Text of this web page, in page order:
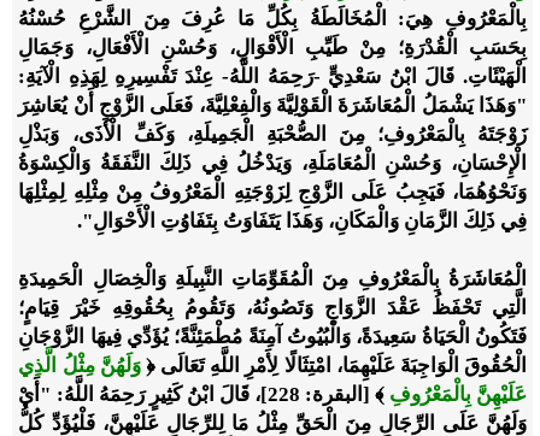
بِالْمَعْرُوفِ هِيَ: الْمُخَالَطَةُ بِكُلِّ مَا عُرِفَ مِنَ الشَّرْعِ حُسْنُهُ
بِحَسَبِ الْقُدْرَةِ؛ مِنْ طَيِّبِ الْأَقْوَالِ، وَحُسْنِ الْأَفْعَالِ، وَجَمَالِ
الْهَيْئَاتِ. قَالَ ابْنُ سَعْدِيٍّ -رَحِمَهُ اللَّهُ- عِنْدَ تَفْسِيرِهِ لِهَذِهِ الْآيَةِ:
"وَهَذَا يَشْمَلُ الْمُعَاشَرَةَ الْقَوْلِيَّةَ وَالْفِعْلِيَّةَ، فَعَلَى الزَّوْجِ أَنْ يُعَاشِرَ
زَوْجَتَهُ بِالْمَعْرُوفِ؛ مِنَ الصُّحْبَةِ الْجَمِيلَةِ، وَكَفِّ الْأَذَى، وَبَذْلِ
الْإِحْسَانِ، وَحُسْنِ الْمُعَامَلَةِ، وَيَدْخُلُ فِي ذَلِكَ النَّفَقَةُ وَالْكِسْوَةُ
وَنَحْوُهُمَا، فَيَجِبُ عَلَى الزَّوْجِ لِزَوْجَتِهِ الْمَعْرُوفُ مِنْ مِثْلِهِ لِمِثْلِهَا
فِي ذَلِكَ الزَّمَانِ وَالْمَكَانِ، وَهَذَا يَتَفَاوَتُ بِتَفَاوُتِ الْأَحْوَالِ".
الْمُعَاشَرَةُ بِالْمَعْرُوفِ مِنَ الْمُقَوِّمَاتِ النَّبِيلَةِ وَالْخِصَالِ الْحَمِيدَةِ
الَّتِي تَحْفَظُ عَقْدَ الزَّوَاجِ وَتَصُونُهُ، وَتَقُومُ بِحُقُوقِهِ خَيْرَ قِيَامٍ؛
فَتَكُونُ الْحَيَاةُ سَعِيدَةً، وَالْبُيُوتُ آمِنَةً مُطْمَئِنَّةً؛ يُؤَدِّي فِيهَا الزَّوْجَانِ
الْحُقُوقَ الْوَاجِبَةَ عَلَيْهِمَا، امْتِثَالًا لِأَمْرِ اللَّهِ تَعَالَى﴿وَلَهُنَّ مِثْلُ الَّذِي
عَلَيْهِنَّ بِالْمَعْرُوفِ ﴾
[البقرة: 228]، قَالَ ابْنُ كَثِيرٍ رَحِمَهُ اللَّهُ: "أَيْ
وَلَهُنَّ عَلَى الرِّجَالِ مِنَ الْحَقِّ مِثْلُ مَا لِلرِّجَالِ عَلَيْهِنَّ، فَلْيُؤَدِّ كُلُّ